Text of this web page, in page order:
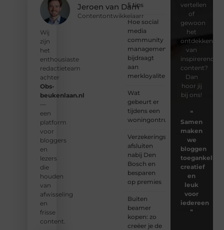
Jeroen van Dam
Contentontwikkelaarr
Wij
zijn
het
enthousiaste
redactieteam
achter
Obs-
beukenlaan.nl
—
een
platform
voor
bloggers
en
lezers
die
houden
van
afwisseling
en
frisse
content.
5 tips
Hoe social
media
community
management
bijdraagt
aan
merkloyaliteit
Wat
gebeurt er
tijdens een
woningontruiming?
Verzekeringspakket
afsluiten
nabij Den
Bosch en
besparen
op premies
Buiten
beamer
kopen: zo
creëer je de
vertellen
of
gewoon
het
ontdekken
van
inspirerende
content?
Dan
hoor jij
bij ons!
❝
Samen
maken
we
bloggen
toegankelijk,
creatief
en
leuk
voor
iedereen
❞